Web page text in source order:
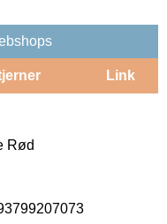
Link
Rød